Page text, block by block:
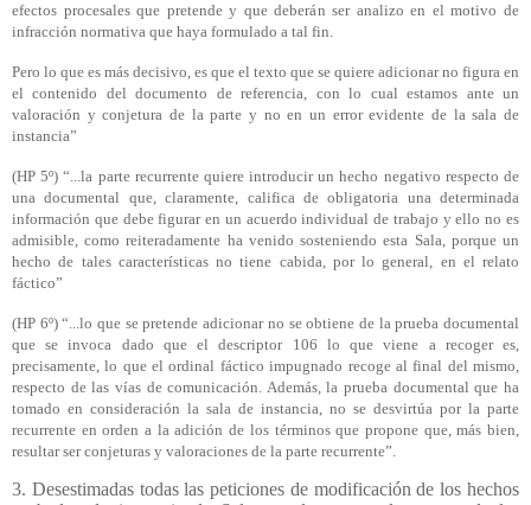
efectos procesales que pretende y que deberán ser analizo en el motivo de
infracción normativa que haya formulado a tal fin.
Pero lo que es más decisivo, es que el texto que se quiere adicionar no figura en
el contenido del documento de referencia, con lo cual estamos ante un
valoración y conjetura de la parte y no en un error evidente de la sala de
instancia”
(HP 5º) “...la parte recurrente quiere introducir un hecho negativo respecto de
una documental que, claramente, califica de obligatoria una determinada
información que debe figurar en un acuerdo individual de trabajo y ello no es
admisible, como reiteradamente ha venido sosteniendo esta Sala, porque un
hecho de tales características no tiene cabida, por lo general, en el relato
fáctico”
(HP 6º) “...lo que se pretende adicionar no se obtiene de la prueba documental
que se invoca dado que el descriptor 106 lo que viene a recoger es,
precisamente, lo que el ordinal fáctico impugnado recoge al final del mismo,
respecto de las vías de comunicación. Además, la prueba documental que ha
tomado en consideración la sala de instancia, no se desvirtúa por la parte
recurrente en orden a la adición de los términos que propone que, más bien,
resultar ser conjeturas y valoraciones de la parte recurrente”.
3. Desestimadas todas las peticiones de modificación de los hechos